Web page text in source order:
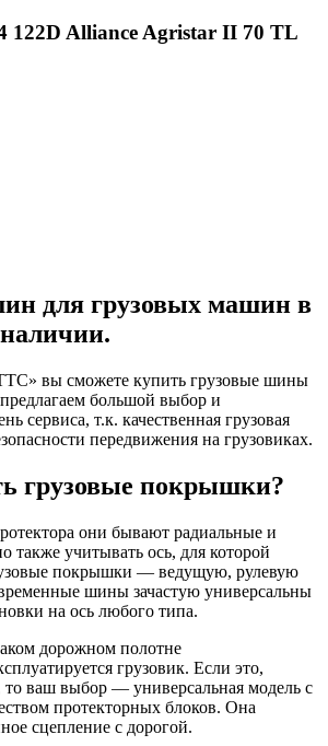
122D Alliance Agristar II 70 TL
для грузовых машин в
» вы сможете купить грузовые шины
большой выбор и
сервиса, т.к. качественная грузовая
передвижения на грузовиках.
грузовые покрышки?
они бывают радиальные и
также учитывать ось, для которой
покрышки — ведущую, рулевую
шины зачастую универсальны
на ось любого типа.
дорожном полотне
грузовик. Если это,
то ваш выбор — универсальная модель с
протекторных блоков. Она
сцепление с дорогой.